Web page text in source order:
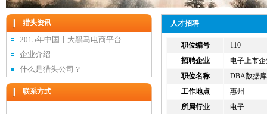
猎头资讯
2015年中国十大黑马电商平台
企业介绍
什么是猎头公司？
联系方式
人才招聘
职位编号
110
招聘企业
电子上市
职位名称
DBA数据
工作地点
惠州
所属行业
电子